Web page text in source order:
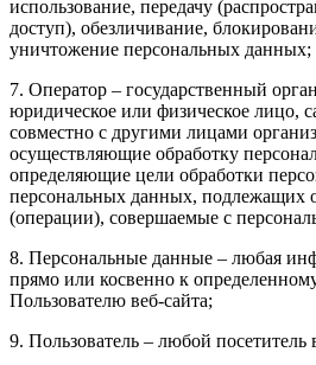
использование, передачу
доступ), обезличивание,
уничтожение персональных данных;
7. Оператор – государственный
юридическое или физическое лицо,
совместно с другими лицами
осуществляющие обработку
определяющие цели обработки
персональных данных, подлежащих
(операции), совершаемые с
8. Персональные данные – любая
прямо или косвенно к
Пользователю веб-сайта;
9. Пользователь – любой посетитель